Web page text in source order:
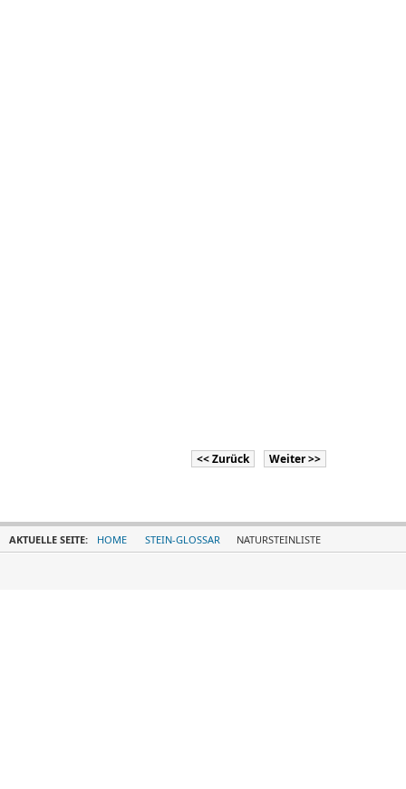
<< Zurück Weiter >>
AKTUELLE SEITE: HOME STEIN-GLOSSAR NATURSTEINLISTE